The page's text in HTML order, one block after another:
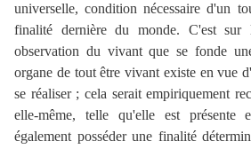
universelle, condition nécessaire d'un
finalité dernière du monde. C'est sur
observation du vivant que se fonde
organe de tout être vivant existe en vue
se réaliser ; cela serait empiriquement
elle-même, telle qu'elle est présente
également posséder une finalité